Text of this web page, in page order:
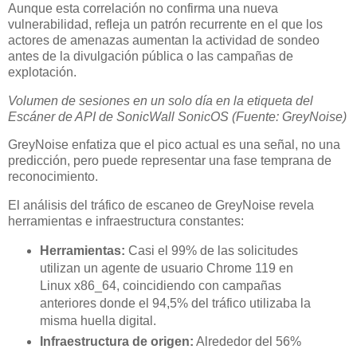
Aunque esta correlación no confirma una nueva
vulnerabilidad, refleja un patrón recurrente en el que los
actores de amenazas aumentan la actividad de sondeo
antes de la divulgación pública o las campañas de
explotación.
Volumen de sesiones en un solo día en la etiqueta del
Escáner de API de SonicWall SonicOS (Fuente: GreyNoise)
GreyNoise enfatiza que el pico actual es una señal, no una
predicción, pero puede representar una fase temprana de
reconocimiento.
El análisis del tráfico de escaneo de GreyNoise revela
herramientas e infraestructura constantes:
Herramientas: Casi el 99% de las solicitudes
utilizan un agente de usuario Chrome 119 en
Linux x86_64, coincidiendo con campañas
anteriores donde el 94,5% del tráfico utilizaba la
misma huella digital.
Infraestructura de origen: Alrededor del 56%